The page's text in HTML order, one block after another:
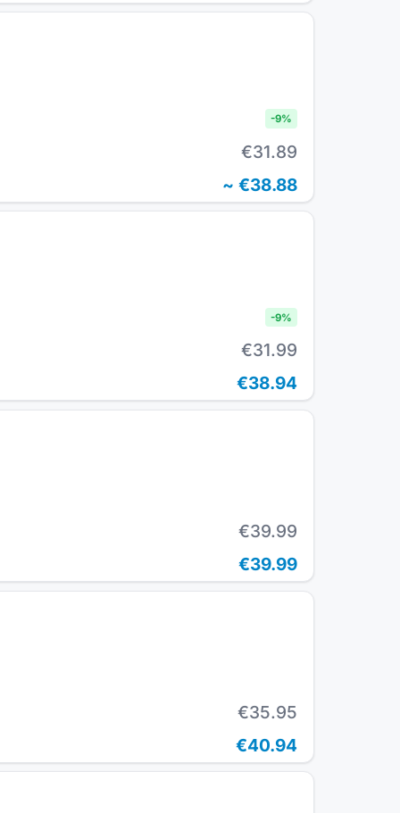
-9%
€31.89
~€38.88
-9%
€31.99
€38.94
€39.99
€39.99
€35.95
€40.94